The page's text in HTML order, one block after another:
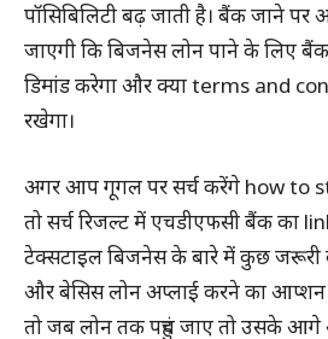
पॉसिबिलिटी बढ़ जाती है। बैंक जाने पर
जाएगी कि बिजनेस लोन पाने के लिए
डिमांड करेगा और क्या terms and
रखेगा।
अगर आप गूगल पर सर्च करेंगे how to
तो सर्च रिजल्ट में एचडीएफसी बैंक का
टेक्सटाइल बिजनेस के बारे में कुछ जरूरी
और बेसिस लोन अप्लाई करने का
तो जब लोन तक पहुंच जाए तो उसके